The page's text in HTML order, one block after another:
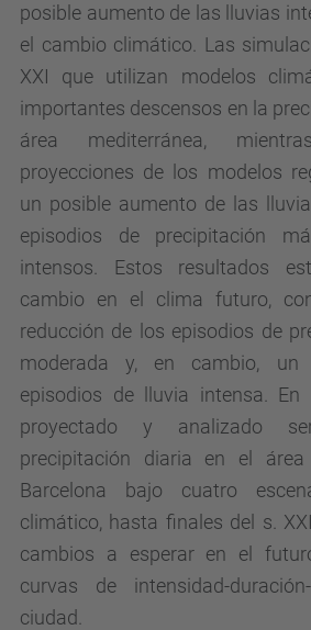
posible aumento de las lluvias
el cambio climático. Las
XXI que utilizan modelos
importantes descensos en la
área mediterránea,
proyecciones de los modelos
un posible aumento de las
episodios de precipitación
intensos. Estos resultados
cambio en el clima futuro,
reducción de los episodios de
moderada y, en cambio,
episodios de lluvia intensa.
proyectado y analizado
precipitación diaria en el
Barcelona bajo cuatro
climático, hasta finales del s.
cambios a esperar en el
curvas de intensidad-
ciudad.